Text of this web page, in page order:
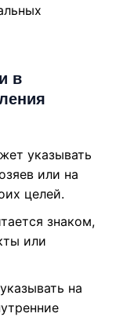
в
указывать
или на
целей.
знаком,
или
на